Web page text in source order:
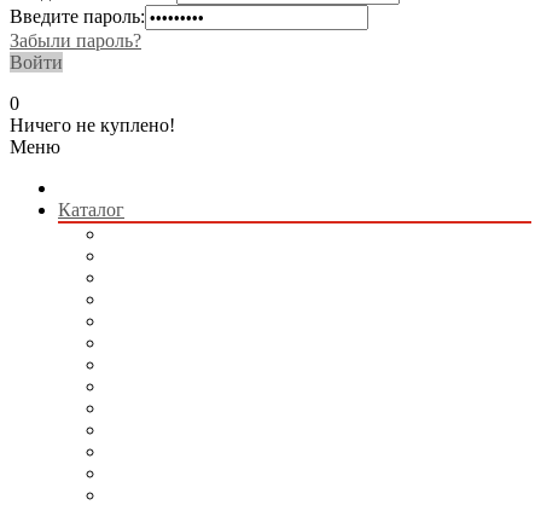
Введите пароль:
Забыли пароль?
Войти
0
Ничего не куплено!
Меню
Каталог